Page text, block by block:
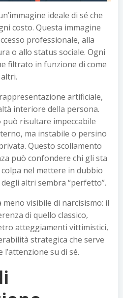
ideale di sé che
costo. Questa immagine
professionale, alla
o allo status sociale. Ogni
filtrato in funzione di come
artificiale,
interiore della persona.
risultare impeccabile
ma instabile o persino
Questo scollamento
può confondere chi gli sta
nel mettere in dubbio
altri sembra “perfetto”.
visibile di narcisismo: il
di quello classico,
atteggiamenti vittimistici,
strategica che serve
su di sé.